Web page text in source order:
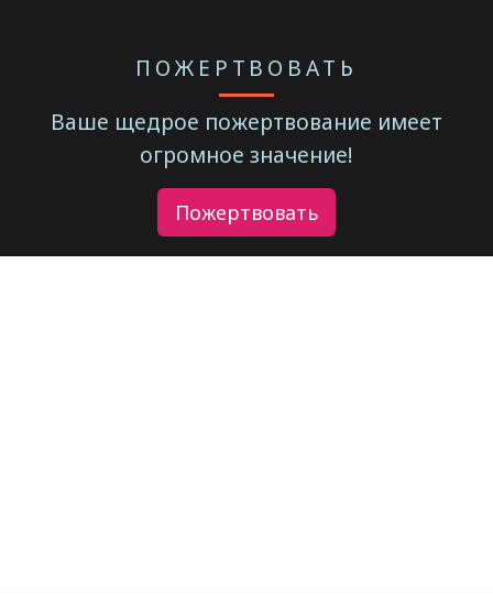
ПОЖЕРТВОВАТЬ
Ваше щедрое пожертвование имеет
огромное значение!
Пожертвовать